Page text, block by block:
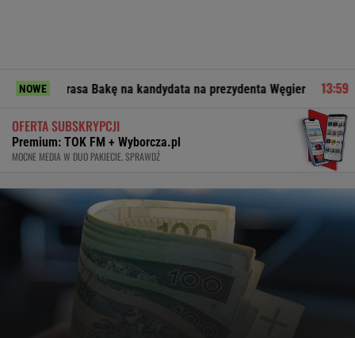
NOWEBakę na kandydata na prezydenta Węgier Sondaż:
OFERTA SUBSKRYPCJI
Premium: TOK FM + Wyborcza.pl
MOCNE MEDIA W DUO PAKIECIE. SPRAWDŹ